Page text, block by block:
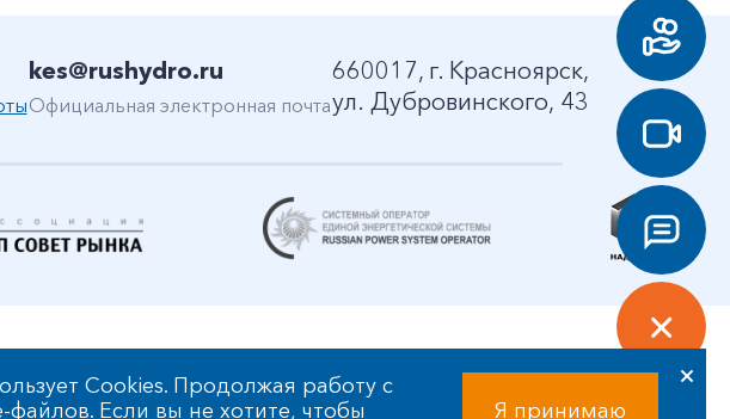
kes@rushydro.ru
Официальная электронная почта
660017, г. Красноярск,
ул. Дубровинского, 43
Cookies. Продолжая работу с
файлов. Если вы не хотите, чтобы Я принимаю